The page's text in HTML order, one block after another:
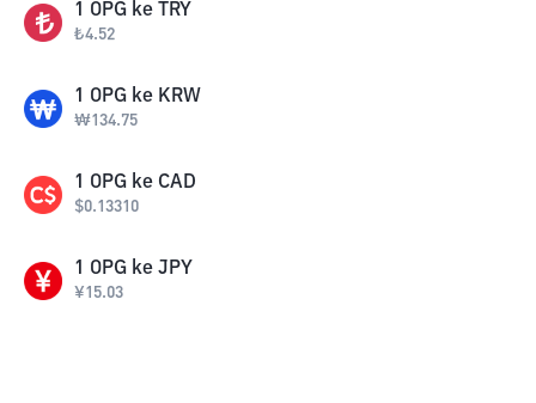
1 OPG ke TRY
₺4.52
1 OPG ke KRW
₩134.75
1 OPG ke CAD
$0.13310
1 OPG ke JPY
¥15.03